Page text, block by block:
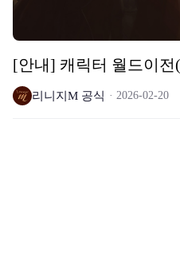
[안내] 캐릭터 월드이전
리니지M 공식 2026-02-20